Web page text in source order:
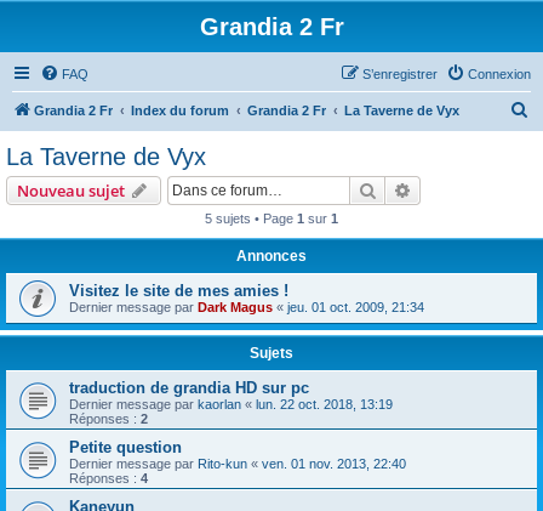
Grandia 2 Fr
FAQ Connexion
S’enregistrer
Grandia 2 Fr Index du forum Grandia 2 Fr La Taverne de Vyx
e
r
La Taverne de Vyx
Nouveau sujet Rechercher
5 sujets • Page 1 sur 1
Annonces
Visitez le site de mes amies !
Dernier message par Dark Magus « jeu. 01 oct. 2009, 21:34
Sujets
traduction de grandia HD sur pc
Dernier message par kaorlan « lun. 22 oct. 2018, 13:19
Réponses : 2
Petite question
Dernier message par Rito-kun « ven. 01 nov. 2013, 22:40
Réponses : 4
Kaneyun